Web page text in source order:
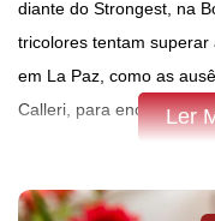
diante do Strongest, na
tricolores tentam
em La Paz, como as
Calleri, para encarar o
Ler